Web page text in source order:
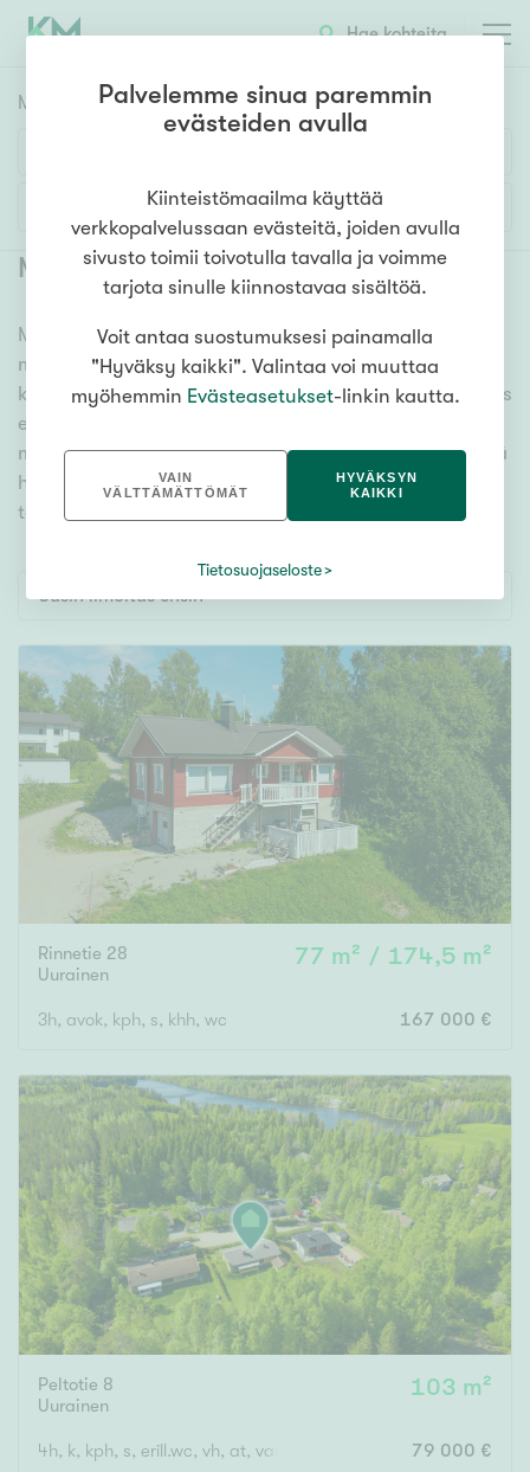
Hae kohteita
Myyntikohteet
1h 2h 3h 4h 5h+
Asuntotyyppi
Kerros-/luhtitalo
Rivitalo/paritalo
Omakoti-/erillistalo
Maa- tai metsätila
Vapaa-ajan asunto
Autotalli
Muut
Hinta
000 000 €
Pinta-ala
Asuinpinta-ala Kokonaispinta-ala
Rakennusvuosi
Uudiskohteet
Vain uudiskohteet Ei uudiskohteita
Arvokohteet
Vain arvokohteet Ei arvokohteita
Lisää hakuehtoja
Myytävät asunnot Uurainen (6)
Meiltä löydät myytävät asunnot Uurainen, oli tarpeesi
mikä vain! Tuhansien kohteiden ja satojen
kiinteistönvälittäjien verkostomme auttaa sinua kenties
elämäsi tärkeimmässä päätöksessä. Katso alta kaikki
myytävät asunnot Uurainen. Hyödynnä myös kätevää
hakutyökaluamme, jonka avulla löydät omien
toiveidesi mukaisen kodin.
Uusin ilmoitus ensin
Rinnetie 28
Uurainen
77 m² / 174,5 m²
3h, avok, kph, s, khh, wc 167 000 €
Peltotie 8
Uurainen
103 m²
4h, k, kph, s, erill.wc, vh, at, var. 79 000 €
Palvelemme sinua paremmin
evästeiden avulla
Kiinteistömaailma käyttää
verkkopalvelussaan evästeitä, joiden avulla
sivusto toimii toivotulla tavalla ja voimme
tarjota sinulle kiinnostavaa sisältöä.
Voit antaa suostumuksesi painamalla
"Hyväksy kaikki". Valintaa voi muuttaa
myöhemmin Evästeasetukset-linkin kautta.
VAIN
VÄLTTÄMÄTTÖMÄT
HYVÄKSYN
KAIKKI
Tietosuojaseloste